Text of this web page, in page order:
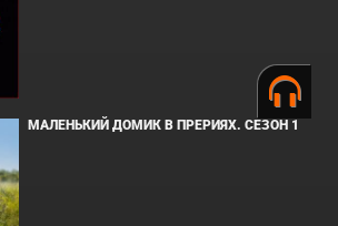
МАЛЕНЬКИЙ ДОМИК В ПРЕРИЯХ. СЕЗОН 1